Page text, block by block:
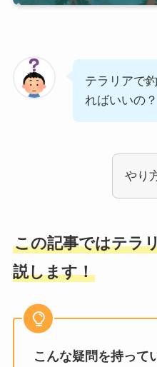
テラリアで
ればいいの
やり
この記事ではテラ
説します！
こんな疑問を持って